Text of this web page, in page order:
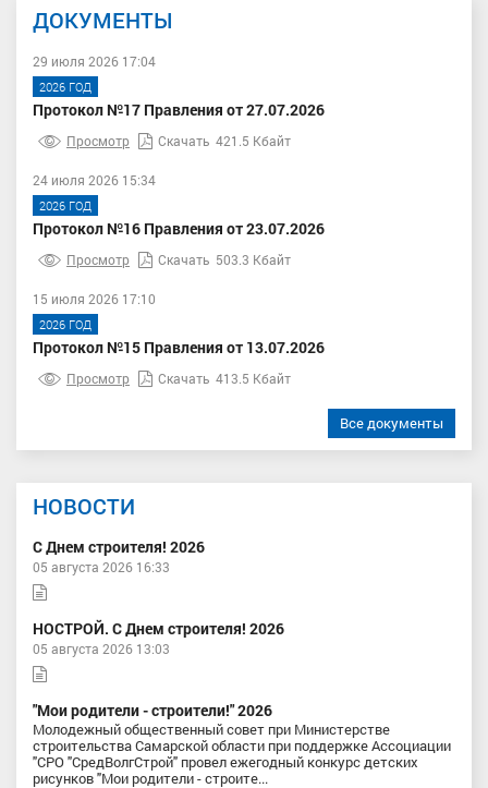
ДОКУМЕНТЫ
29 июля 2026 17:04
2026 ГОД
Протокол №17 Правления от 27.07.2026
Просмотр Скачать 421.5 Кбайт
24 июля 2026 15:34
2026 ГОД
Протокол №16 Правления от 23.07.2026
Просмотр Скачать 503.3 Кбайт
15 июля 2026 17:10
2026 ГОД
Протокол №15 Правления от 13.07.2026
Просмотр Скачать 413.5 Кбайт
Все документы
НОВОСТИ
С Днем строителя! 2026
05 августа 2026 16:33
НОСТРОЙ. С Днем строителя! 2026
05 августа 2026 13:03
"Мои родители - строители!" 2026
Молодежный общественный совет при Министерстве
строительства Самарской области при поддержке Ассоциации
"СРО "СредВолгСтрой" провел ежегодный конкурс детских
рисунков "Мои родители - строите...